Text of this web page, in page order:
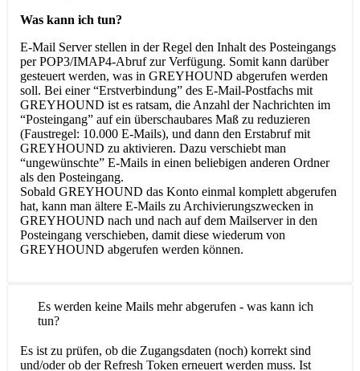
Was kann ich tun?
E-Mail Server stellen in der Regel den Inhalt des Posteingangs
per POP3/IMAP4-Abruf zur Verfügung. Somit kann darüber
gesteuert werden, was in GREYHOUND abgerufen werden
soll. Bei einer “Erstverbindung” des E-Mail-Postfachs mit
GREYHOUND ist es ratsam, die Anzahl der Nachrichten im
“Posteingang” auf ein überschaubares Maß zu reduzieren
(Faustregel: 10.000 E-Mails), und dann den Erstabruf mit
GREYHOUND zu aktivieren. Dazu verschiebt man
“ungewünschte” E-Mails in einen beliebigen anderen Ordner
als den Posteingang.
Sobald GREYHOUND das Konto einmal komplett abgerufen
hat, kann man ältere E-Mails zu Archivierungszwecken in
GREYHOUND nach und nach auf dem Mailserver in den
Posteingang verschieben, damit diese wiederum von
GREYHOUND abgerufen werden können.
Es werden keine Mails mehr abgerufen - was kann ich
tun?
Es ist zu prüfen, ob die Zugangsdaten (noch) korrekt sind
und/oder ob der Refresh Token erneuert werden muss. Ist